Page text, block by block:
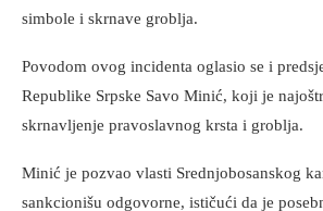
simbole i skrnave groblja.
Povodom ovog incidenta oglasio se i
Republike Srpske Savo Minić, koji je
skrnavljenje pravoslavnog krsta i groblja.
Minić je pozvao vlasti Srednjobosanskog
sankcionišu odgovorne, ističući da je